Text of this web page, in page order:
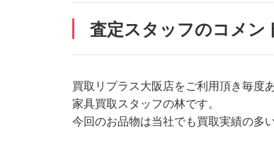
査定スタッフのコメン
買取リプラス大阪店をご利用頂き毎度
家具買取スタッフの林です。
今回のお品物は当社でも買取実績の多